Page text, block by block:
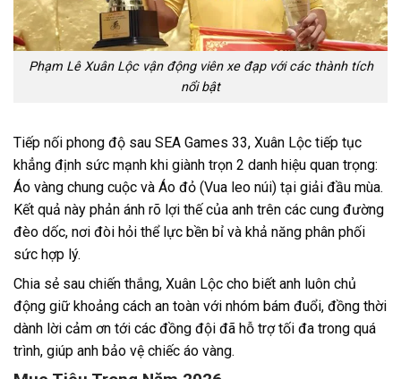
Phạm Lê Xuân Lộc vận động viên xe đạp với các thành tích
nổi bật
Tiếp nối phong độ sau SEA Games 33, Xuân Lộc tiếp tục
khẳng định sức mạnh khi giành trọn 2 danh hiệu quan trọng:
Áo vàng chung cuộc và Áo đỏ (Vua leo núi) tại giải đầu mùa.
Kết quả này phản ánh rõ lợi thế của anh trên các cung đường
đèo dốc, nơi đòi hỏi thể lực bền bỉ và khả năng phân phối
sức hợp lý.
Chia sẻ sau chiến thắng, Xuân Lộc cho biết anh luôn chủ
động giữ khoảng cách an toàn với nhóm bám đuổi, đồng thời
dành lời cảm ơn tới các đồng đội đã hỗ trợ tối đa trong quá
trình, giúp anh bảo vệ chiếc áo vàng.